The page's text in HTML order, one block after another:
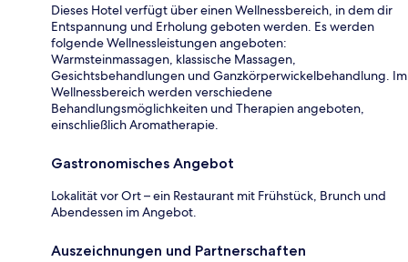
Dieses Hotel verfügt über einen Wellnessbereich, in dem dir
Entspannung und Erholung geboten werden. Es werden
folgende Wellnessleistungen angeboten:
Warmsteinmassagen, klassische Massagen,
Gesichtsbehandlungen und Ganzkörperwickelbehandlung. Im
Wellnessbereich werden verschiedene
Behandlungsmöglichkeiten und Therapien angeboten,
einschließlich Aromatherapie.
Gastronomisches Angebot
Lokalität vor Ort – ein Restaurant mit Frühstück, Brunch und
Abendessen im Angebot.
Auszeichnungen und Partnerschaften